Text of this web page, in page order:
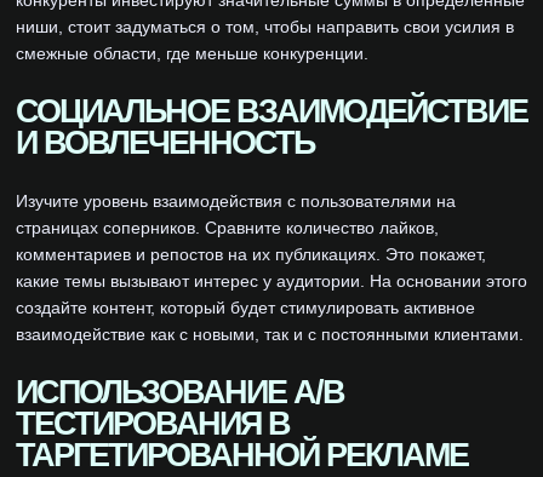
ниши, стоит задуматься о том, чтобы направить свои усилия в
смежные области, где меньше конкуренции.
СОЦИАЛЬНОЕ ВЗАИМОДЕЙСТВИЕ
И ВОВЛЕЧЕННОСТЬ
Изучите уровень взаимодействия с пользователями на
страницах соперников. Сравните количество лайков,
комментариев и репостов на их публикациях. Это покажет,
какие темы вызывают интерес у аудитории. На основании этого
создайте контент, который будет стимулировать активное
взаимодействие как с новыми, так и с постоянными клиентами.
ИСПОЛЬЗОВАНИЕ A/B
ТЕСТИРОВАНИЯ В
ТАРГЕТИРОВАННОЙ РЕКЛАМЕ